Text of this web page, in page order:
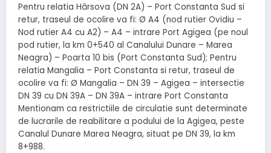
Pentru relatia Hârsova (DN 2A) – Port Constanta Sud si
retur, traseul de ocolire va fi: Ø A4 (nod rutier Ovidiu –
Nod rutier A4 cu A2) – A4 – intrare Port Agigea (pe noul
pod rutier, la km 0+540 al Canalului Dunare – Marea
Neagra) – Poarta 10 bis (Port Constanta Sud); Pentru
relatia Mangalia – Port Constanta si retur, traseul de
ocolire va fi: Ø Mangalia – DN 39 – Agigea – intersectie
DN 39 cu DN 39A – DN 39A – intrare Port Constanta
Mentionam ca restrictiile de circulatie sunt determinate
de lucrarile de reabilitare a podului de la Agigea, peste
Canalul Dunare Marea Neagra, situat pe DN 39, la km
8+988.